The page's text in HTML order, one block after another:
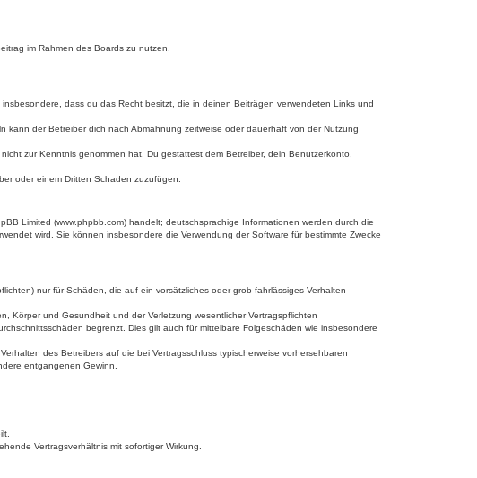
im Rahmen des Boards zu nutzen.
dass du das Recht besitzt, die in deinen Beiträgen verwendeten Links und
der Betreiber dich nach Abmahnung zeitweise oder dauerhaft von der Nutzung
zur Kenntnis genommen hat. Du gestattest dem Betreiber, dein Benutzerkonto,
oder einem Dritten Schaden zuzufügen.
Limited (www.phpbb.com) handelt; deutschsprachige Informationen werden durch die
wird. Sie können insbesondere die Verwendung der Software für bestimmte Zwecke
nur für Schäden, die auf ein vorsätzliches oder grob fahrlässiges Verhalten
Körper und Gesundheit und der Verletzung wesentlicher Vertragspflichten
begrenzt. Dies gilt auch für mittelbare Folgeschäden wie insbesondere
des Betreibers auf die bei Vertragsschluss typischerweise vorhersehbaren
entgangenen Gewinn.
Vertragsverhältnis mit sofortiger Wirkung.